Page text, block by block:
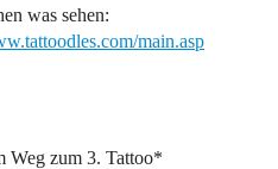
was sehen:
main.asp
Weg zum 3. Tattoo*